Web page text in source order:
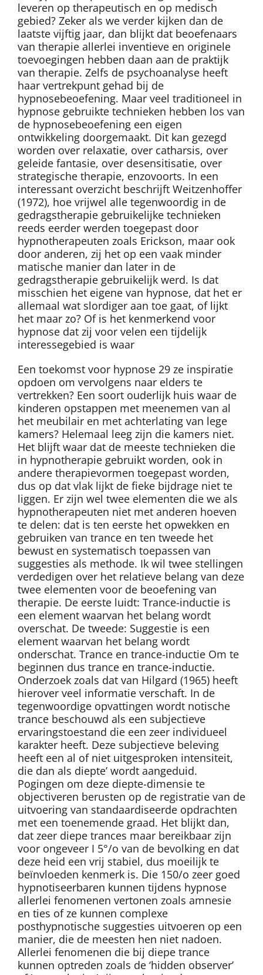
leveren op therapeutisch en op medisch
gebied? Zeker als we verder kijken dan de
laatste vijftig jaar, dan blijkt dat beoefenaars
van therapie allerlei inventieve en originele
toevoegingen hebben daan aan de praktijk
van therapie. Zelfs de psychoanalyse heeft
haar vertrekpunt gehad bij de
hypnosebeoefening. Maar veel traditioneel in
hypnose gebruikte technieken hebben los van
de hypnosebeoefening een eigen
ontwikkeling doorgemaakt. Dit kan gezegd
worden over relaxatie, over catharsis, over
geleide fantasie, over desensitisatie, over
strategische therapie, enzovoorts. In een
interessant overzicht beschrijft Weitzenhoffer
(1972), hoe vrijwel alle tegenwoordig in de
gedragstherapie gebruikelijke technieken
reeds eerder werden toegepast door
hypnotherapeuten zoals Erickson, maar ook
door anderen, zij het op een vaak minder
matische manier dan later in de
gedragstherapie gebruikelijk werd. Is dat
misschien het eigene van hypnose, dat het er
allemaal wat slordiger aan toe gaat, of lijkt
het maar zo? Of is het kenmerkend voor
hypnose dat zij voor velen een tijdelijk
interessegebied is waar
Een toekomst voor hypnose 29 ze inspiratie
opdoen om vervolgens naar elders te
vertrekken? Een soort ouderlijk huis waar de
kinderen opstappen met meenemen van al
het meubilair en met achterlating van lege
kamers? Helemaal leeg zijn die kamers niet.
Het blijft waar dat de meeste technieken die
in hypnotherapie gebruikt worden, ook in
andere therapievormen toegepast worden,
dus op dat vlak lijkt de fieke bijdrage niet te
liggen. Er zijn wel twee elementen die we als
hypnotherapeuten niet met anderen hoeven
te delen: dat is ten eerste het opwekken en
gebruiken van trance en ten tweede het
bewust en systematisch toepassen van
suggesties als methode. Ik wil twee stellingen
verdedigen over het relatieve belang van deze
twee elementen voor de beoefening van
therapie. De eerste luidt: Trance-inductie is
een element waarvan het belang wordt
overschat. De tweede: Suggestie is een
element waarvan het belang wordt
onderschat. Trance en trance-inductie Om te
beginnen dus trance en trance-inductie.
Onderzoek zoals dat van Hilgard (1965) heeft
hierover veel informatie verschaft. In de
tegenwoordige opvattingen wordt notische
trance beschouwd als een subjectieve
ervaringstoestand die een zeer individueel
karakter heeft. Deze subjectieve beleving
heeft een al of niet uitgesproken intensiteit,
die dan als diepte’ wordt aangeduid.
Pogingen om deze diepte-dimensie te
objectiveren berusten op de registratie van de
uitvoering van standaardiseerde opdrachten
met een toenemende graad. Het blijkt dan,
dat zeer diepe trances maar bereikbaar zijn
voor ongeveer I 5°/o van de bevolking en dat
deze heid een vrij stabiel, dus moeilijk te
beïnvloeden kenmerk is. Die 150/o zeer goed
hypnotiseerbaren kunnen tijdens hypnose
allerlei fenomenen vertonen zoals amnesie
en ties of ze kunnen complexe
posthypnotische suggesties uitvoeren op een
manier, die de meesten hen niet nadoen.
Allerlei fenomenen die bij diepe trance
kunnen optreden zoals de ‘hidden observer’